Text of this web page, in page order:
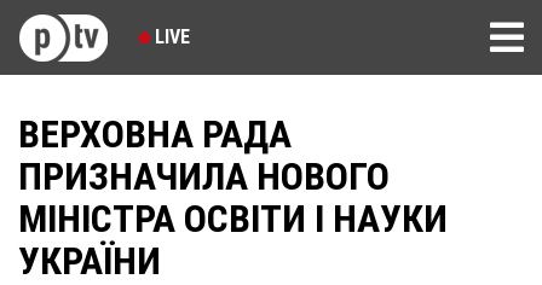
LIVE
ВЕРХОВНА РАДА
ПРИЗНАЧИЛА НОВОГО
МІНІСТРА ОСВІТИ І НАУКИ
УКРАЇНИ